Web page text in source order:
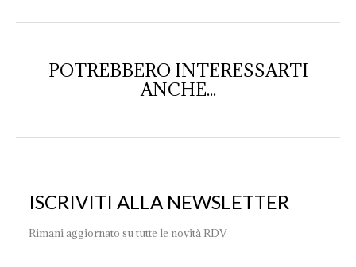
POTREBBERO INTERESSARTI
ANCHE...
ISCRIVITI ALLA NEWSLETTER
Rimani aggiornato su tutte le novità RDV